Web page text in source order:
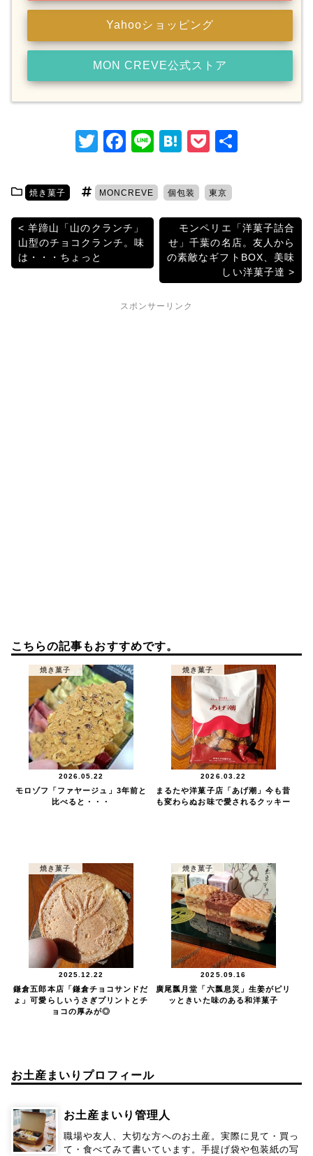
Yahooショッピング
MON CREVE公式ストア
T
itt
er
F
c
e
b
o
o
k
Li
e
H
e
n
a
P
c
k
et
焼き菓子 MONCREVE 個包装 東京
投
稿
羊蹄山「山のクランチ」
山型のチョコクランチ。味
は・・・ちょっと
モンペリエ「洋菓子詰合
せ」千葉の名店。友人から
の素敵なギフトBOX、美味
しい洋菓子達
スポンサーリンク
こちらの記事もおすすめです。
焼き菓子
2026.05.22
モロゾフ「ファヤージュ」3年前と
比べると・・・
焼き菓子
2026.03.22
まるたや洋菓子店「あげ潮」今も昔
も変わらぬお味で愛されるクッキー
焼き菓子
2025.12.22
鎌倉五郎本店「鎌倉チョコサンドだ
ょ」可愛らしいうさぎプリントとチ
ョコの厚みが◎
焼き菓子
2025.09.16
廣尾瓢月堂「六瓢息災」生姜がピリ
ッときいた味のある和洋菓子
お土産まいりプロフィール
お土産まいり管理人
職場や友人、大切な方へのお土産。実際に見て・買っ
て・食べてみて書いています。手提げ袋や包装紙の写